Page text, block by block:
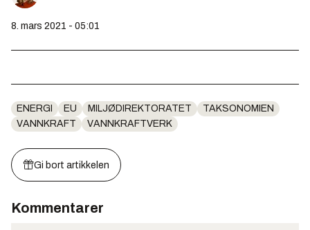
8. mars 2021 - 05:01
ENERGI EU MILJØDIREKTORATET
TAKSONOMIEN
VANNKRAFT
VANNKRAFTVERK
Gi bort artikkelen
Kommentarer